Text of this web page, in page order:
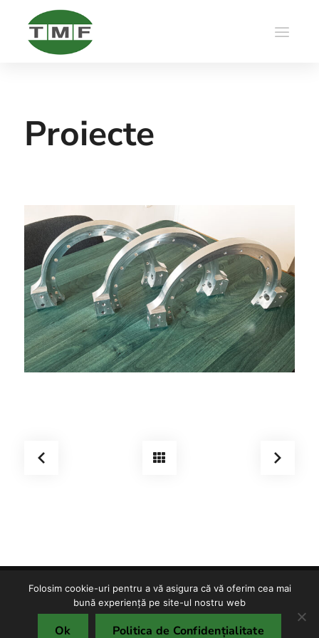
Proiecte
Copyright © TMF S.R.L. 2025
Politica de confidențialitate
Politica cookies
Folosim cookie-uri pentru a vă asigura că vă oferim cea mai
bună experiență pe site-ul nostru web
Ok Politica de Confidențialitate